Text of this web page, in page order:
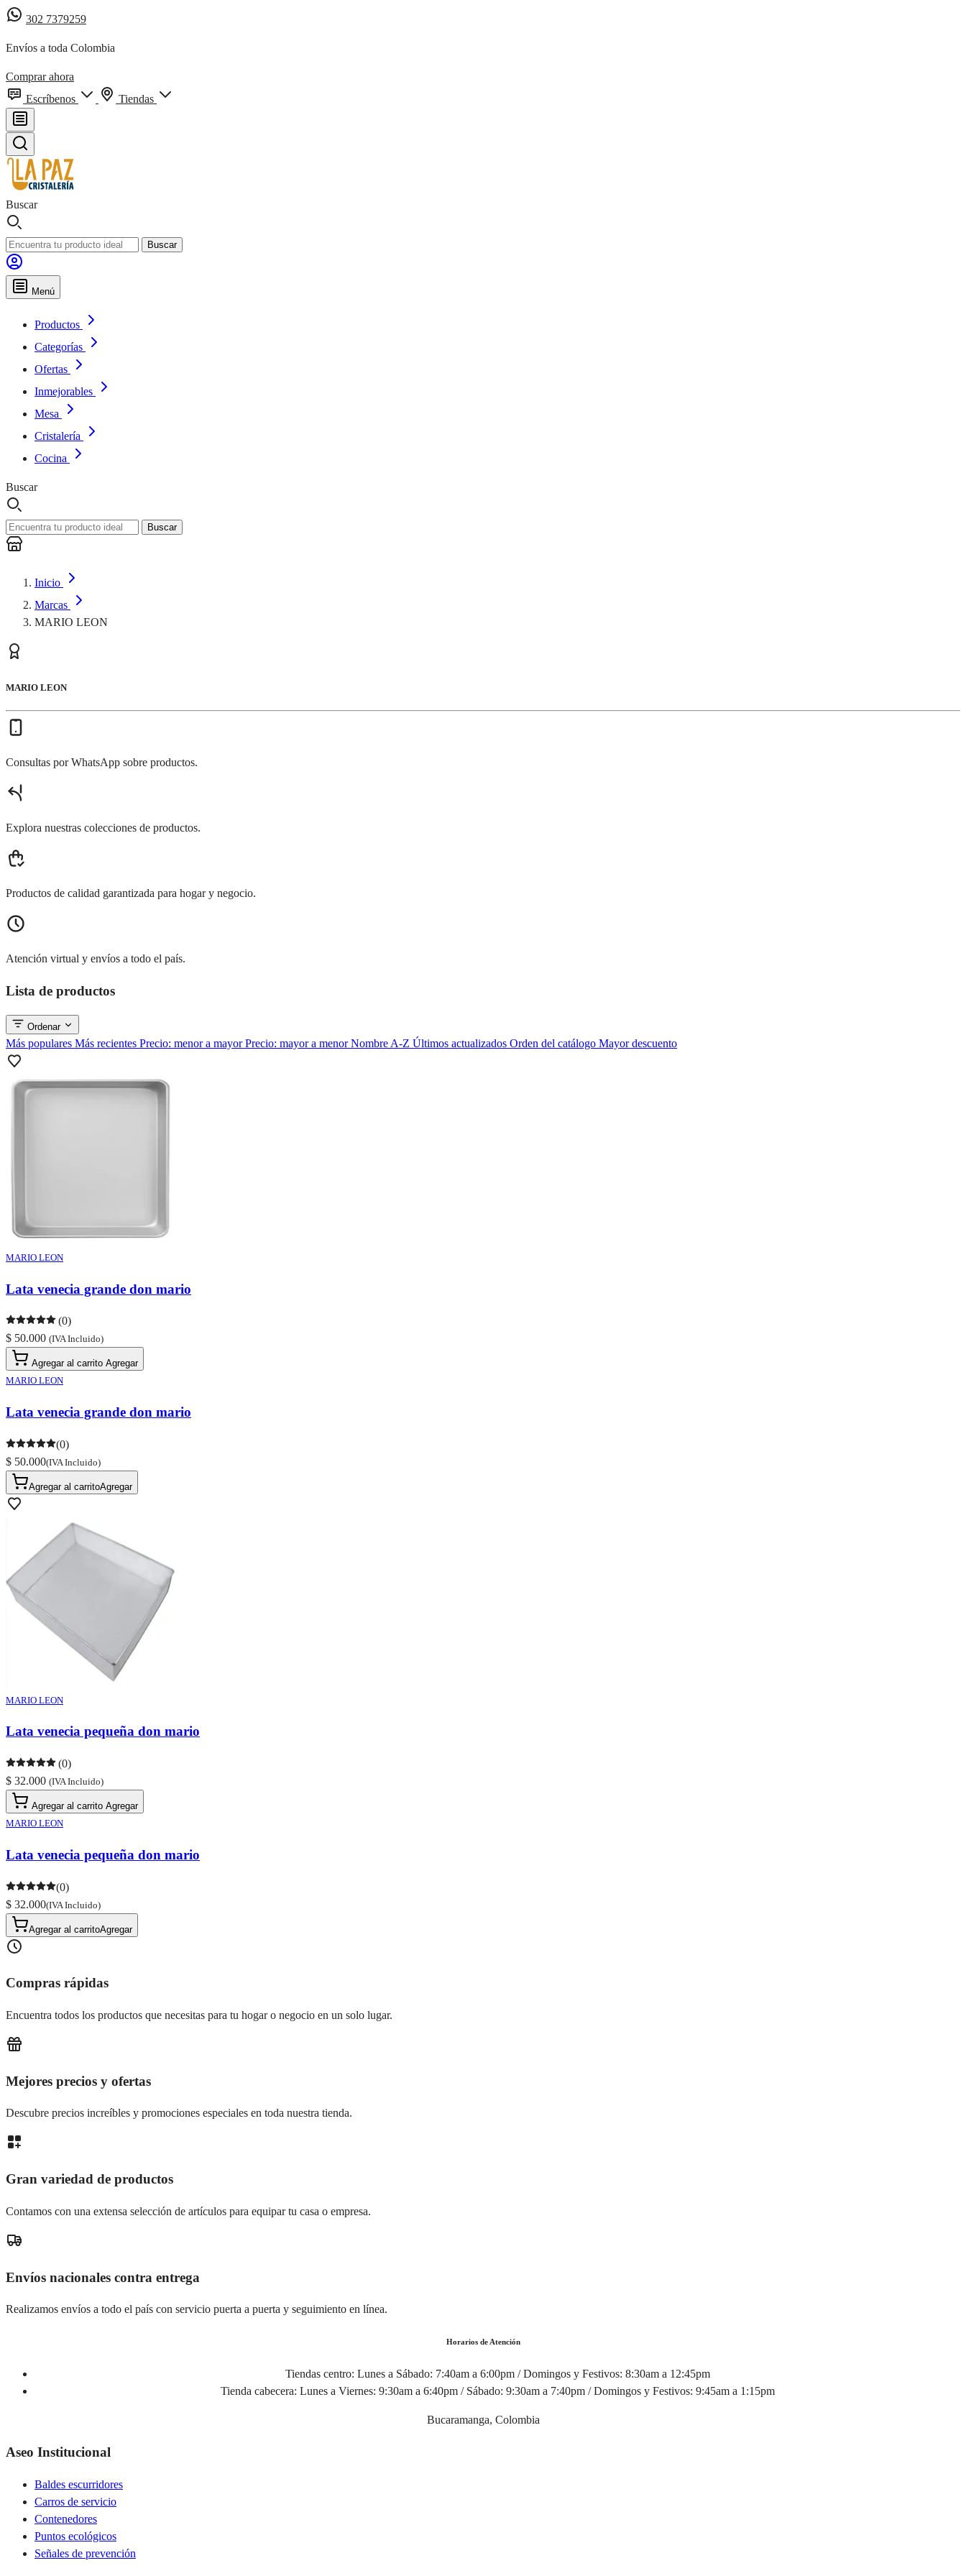
302 7379259
Envíos a toda Colombia
Comprar ahora
Escríbenos
Tiendas
Buscar
Buscar
Menú
Productos
Categorías
Ofertas
Inmejorables
Mesa
Cristalería
Cocina
Buscar
Buscar
Inicio
Marcas
MARIO LEON
MARIO LEON
Consultas por WhatsApp sobre productos.
Explora nuestras colecciones de productos.
Productos de calidad garantizada para hogar y negocio.
Atención virtual y envíos a todo el país.
Lista de productos
Ordenar
Más populares Más recientes Precio: menor a mayorPrecio: mayor a menorNombre A-Z Últimos actualizados Orden del catálogo Mayor descuento
MARIO LEON
Lata venecia grande don mario
(0)
$ 50.000 (IVA Incluido)
Agregar al carrito Agregar
MARIO LEON
Lata venecia grande don mario
(0)
$ 50.000(IVA Incluido)
Agregar al carritoAgregar
MARIO LEON
Lata venecia pequeña don mario
(0)
$ 32.000 (IVA Incluido)
Agregar al carrito Agregar
MARIO LEON
Lata venecia pequeña don mario
(0)
$ 32.000(IVA Incluido)
Agregar al carritoAgregar
Compras rápidas
Encuentra todos los productos que necesitas para tu hogar o negocio en un solo lugar.
Mejores precios y ofertas
Descubre precios increíbles y promociones especiales en toda nuestra tienda.
Gran variedad de productos
Contamos con una extensa selección de artículos para equipar tu casa o empresa.
Envíos nacionales contra entrega
Realizamos envíos a todo el país con servicio puerta a puerta y seguimiento en línea.
Horarios de Atención
Tiendas centro: Lunes a Sábado: 7:40am a 6:00pm / Domingos y Festivos: 8:30am a 12:45pm
Tienda cabecera: Lunes a Viernes: 9:30am a 6:40pm / Sábado: 9:30am a 7:40pm / Domingos y Festivos: 9:45am a 1:15pm
Bucaramanga, Colombia
Aseo Institucional
Baldes escurridores
Carros de servicio
Contenedores
Puntos ecológicos
Señales de prevención